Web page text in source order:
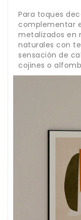
Para toques
complementar
metalizados en
naturales con
sensación de
cojines o